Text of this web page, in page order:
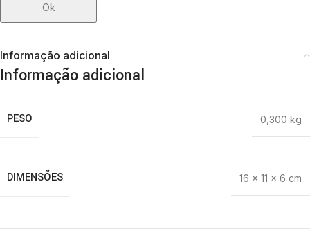
Ok
Informação adicional
Informação adicional
PESO 0,300 kg
DIMENSÕES 16 × 11 × 6 cm